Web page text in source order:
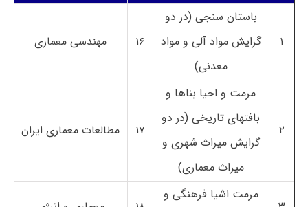
۱
باستان سنجی (در دو
گرایش مواد آلی و مواد
معدنی)
۱۶ مهندسی معماری
۲
مرمت و احیا بناها و
بافتهای تاریخی (در دو
گرایش میراث شهری و
میراث معماری)
۱۷ مطالعات معماری ایران
مرمت اشیا فرهنگی و